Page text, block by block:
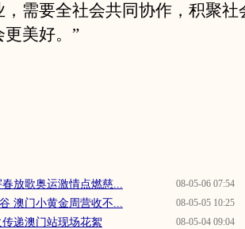
，需要全社会共同协作，积聚社
美好。”
08-05-06 07:54
放歌奥运激情点燃慈...
08-05-05 10:25
澳门小黄金周营收不...
08-05-04 09:04
递澳门站现场花絮